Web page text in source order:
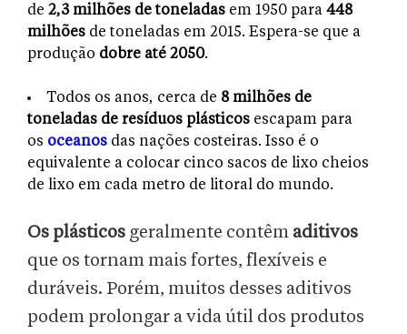
de 2,3 milhões de toneladas em 1950 para 448
milhões de toneladas em 2015. Espera-se que a
produção dobre até 2050.
Todos os anos, cerca de 8 milhões de
toneladas de resíduos plásticos escapam para
os oceanos das nações costeiras. Isso é o
equivalente a colocar cinco sacos de lixo cheios
de lixo em cada metro de litoral do mundo.
Os plásticos geralmente contêm aditivos
que os tornam mais fortes, flexíveis e
duráveis. Porém, muitos desses aditivos
podem prolongar a vida útil dos produtos